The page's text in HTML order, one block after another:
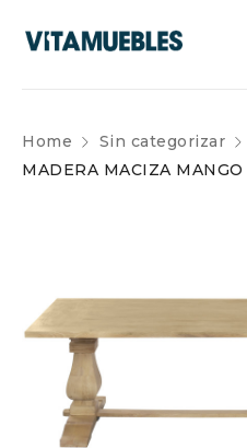
Home Sin categorizar
MADERA MACIZA MANGO